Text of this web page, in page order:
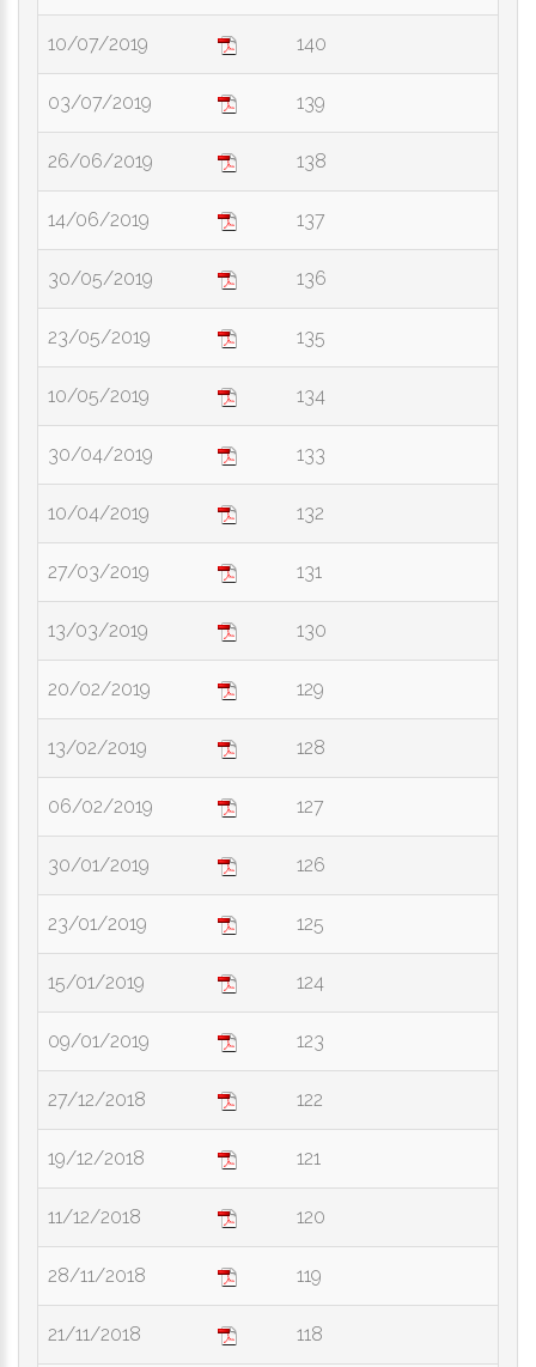
10/07/2019 140
03/07/2019 139
26/06/2019 138
14/06/2019 137
30/05/2019 136
23/05/2019 135
10/05/2019 134
30/04/2019 133
10/04/2019 132
27/03/2019 131
13/03/2019 130
20/02/2019 129
13/02/2019 128
06/02/2019 127
30/01/2019 126
23/01/2019 125
15/01/2019 124
09/01/2019 123
27/12/2018 122
19/12/2018 121
11/12/2018 120
28/11/2018 119
21/11/2018 118